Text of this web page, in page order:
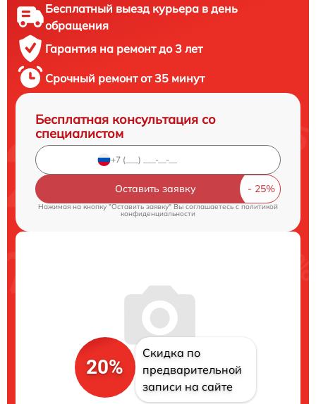
Бесплатный выезд курьера в день
обращения
Гарантия на ремонт до 3 лет
Срочный ремонт от 35 минут
Бесплатная консультация со
специалистом
Оставить заявку
Нажимая на кнопку "Оставить заявку" Вы соглашаетесь cполитикой
конфиденциальности
20%
Скидка по
предварительной
записи на сайте